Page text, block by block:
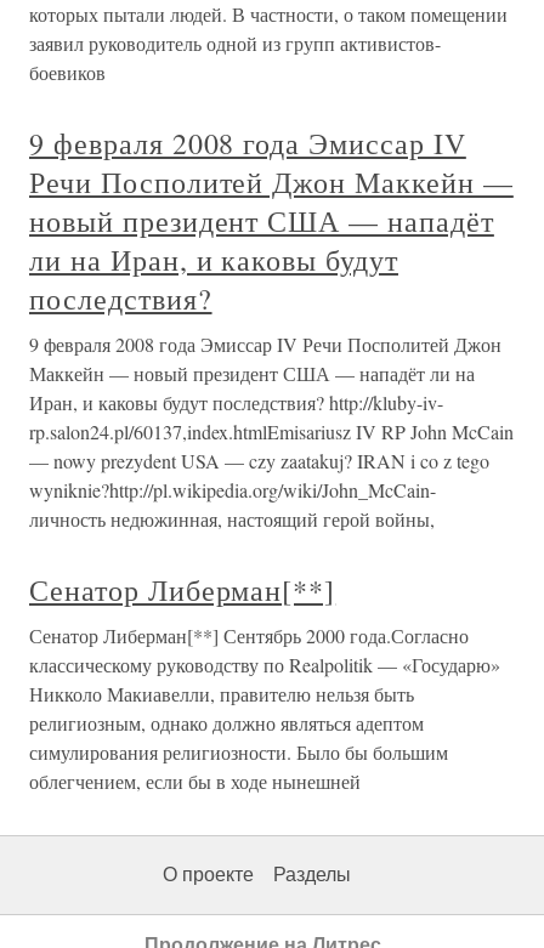
которых пытали людей. В частности, о таком помещении
заявил руководитель одной из групп активистов-
боевиков
9 февраля 2008 года Эмиссар IV
Речи Посполитей Джон Маккейн —
новый президент США — нападёт
ли на Иран, и каковы будут
последствия?
9 февраля 2008 года Эмиссар IV Речи Посполитей Джон
Маккейн — новый президент США — нападёт ли на
Иран, и каковы будут последствия? http://kluby-iv-
rp.salon24.pl/60137,index.htmlEmisariusz IV RP John McCain
— nowy prezydent USA — czy zaatakuj? IRAN i co z tego
wyniknie?http://pl.wikipedia.org/wiki/John_McCain-
личность недюжинная, настоящий герой войны,
Сенатор Либерман[**]
Сенатор Либерман[**] Сентябрь 2000 года.Согласно
классическому руководству по Realpolitik — «Государю»
Никколо Макиавелли, правителю нельзя быть
религиозным, однако должно являться адептом
симулирования религиозности. Было бы большим
облегчением, если бы в ходе нынешней
О проекте Разделы